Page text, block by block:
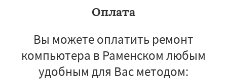
Оплата
Вы можете оплатить ремонт
компьютера в Раменском любым
удобным для Вас методом: